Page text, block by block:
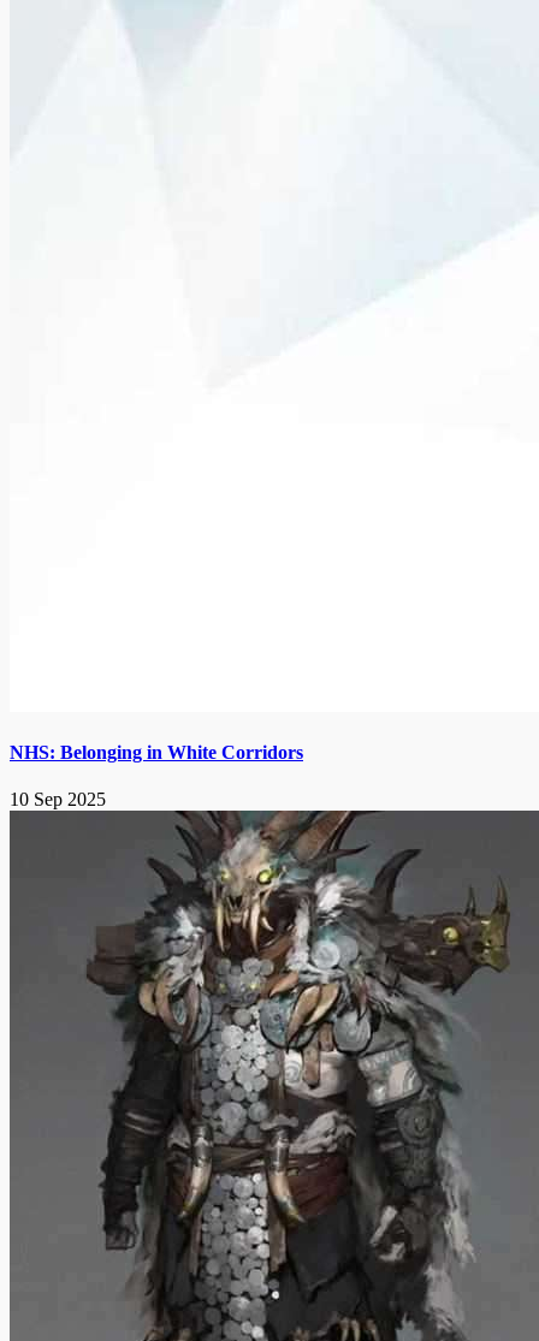
NHS: Belonging in White Corridors
10 Sep 2025